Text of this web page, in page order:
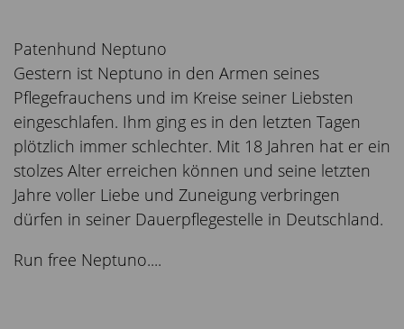
Patenhund Neptuno
Gestern ist Neptuno in den Armen seines
Pflegefrauchens und im Kreise seiner Liebsten
eingeschlafen. Ihm ging es in den letzten Tagen
plötzlich immer schlechter. Mit 18 Jahren hat er ein
stolzes Alter erreichen können und seine letzten
Jahre voller Liebe und Zuneigung verbringen
dürfen in seiner Dauerpflegestelle in Deutschland.
Run free Neptuno....